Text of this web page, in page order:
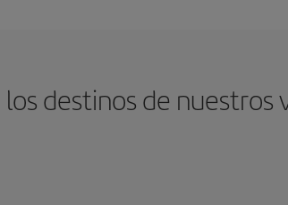
destinos de nuestros